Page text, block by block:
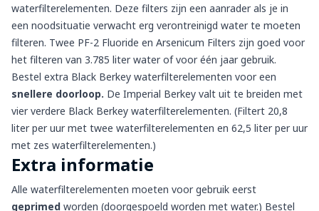
waterfilterelementen. Deze filters zijn een aanrader als je in
een noodsituatie verwacht erg verontreinigd water te moeten
filteren. Twee PF-2 Fluoride en Arsenicum Filters zijn goed voor
het filteren van 3.785 liter water of vooréén jaar gebruik.
Bestel extra Black Berkey waterfilterelementen voor een
snellere doorloop. De Imperial Berkey valt uit te breiden met
vier verdere Black Berkey waterfilterelementen. (Filtert 20,8
liter per uur met twee waterfilterelementen en 62,5 liter per uur
met zes waterfilterelementen.)
Extra informatie
Alle waterfilterelementen moeten voor gebruik eerst
geprimed worden (doorgespoeld worden met water.) Bestel